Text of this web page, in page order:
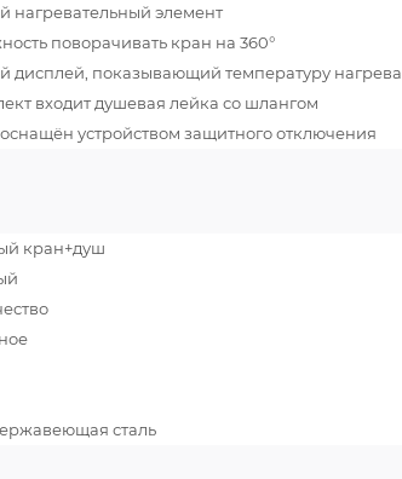
элемент
поворачивать кран на 360°
дисплей, показывающий температуру нагрева
входит душевая лейка со шлангом
устройством защитного отключения
кран+душ
сталь